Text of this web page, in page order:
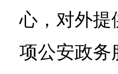
心，对外提
项公安政务